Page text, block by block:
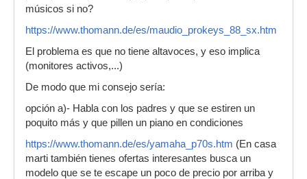
músicos si no?
https://www.thomann.de/es/maudio_prokeys_88_sx.htm
El problema es que no tiene altavoces, y eso implica
(monitores activos,...)
De modo que mi consejo sería:
opción a)- Habla con los padres y que se estiren un
poquito más y que pillen un piano en condiciones
https://www.thomann.de/es/yamaha_p70s.htm (En casa
marti también tienes ofertas interesantes busca un
modelo que se te escape un poco de precio por arriba y